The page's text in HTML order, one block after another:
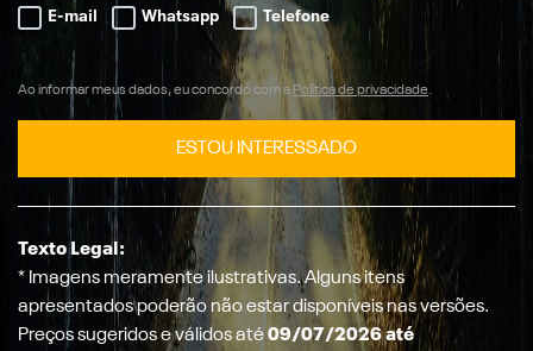
E-mail Whatsapp Telefone
Ao informar meus dados, eu concordo com a Política de privacidade.
ESTOU INTERESSADO
Texto Legal:
* Imagens meramente ilustrativas. Alguns itens
apresentados poderão não estar disponíveis nas versões.
Preços sugeridos e válidos até09/07/2026 até